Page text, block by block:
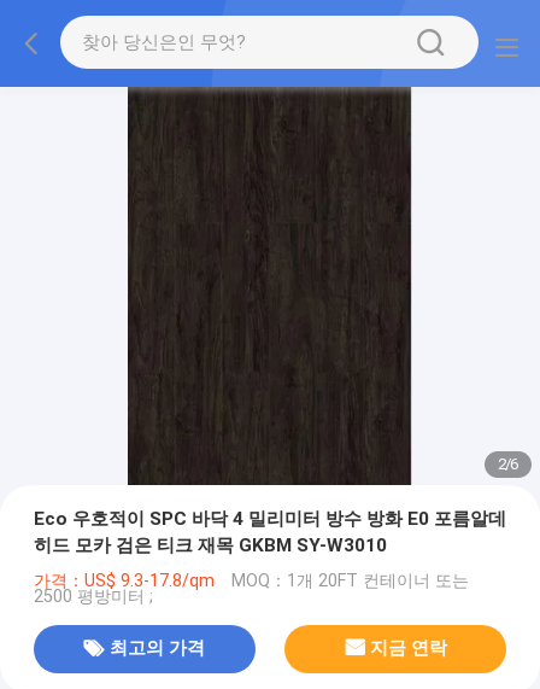
2/6
Eco 우호적이 SPC 바닥 4 밀리미터 방수 방화 E0 포름알데
히드 모카 검은 티크 재목 GKBM SY-W3010
가격：US$ 9.3-17.8/qm MOQ：1개 20FT 컨테이너 또는
2500 평방미터 ;
최고의 가격 지금 연락